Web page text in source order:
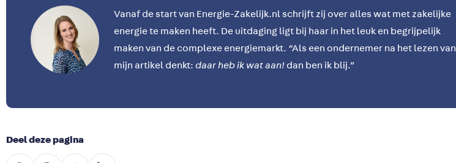
Vanaf de start van Energie-Zakelijk.nl schrijft zij over alles wat met zakelijke
energie te maken heeft. De uitdaging ligt bij haar in het leuk en begrijpelijk
maken van de complexe energiemarkt. “Als een ondernemer na het lezen van
mijn artikel denkt: daar heb ik wat aan!dan ben ik blij.”
Deel deze pagina